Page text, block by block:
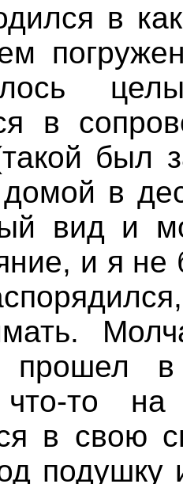
в
в
был
домой в
вид и
и я не
прошел
что-то
в свою
подушку